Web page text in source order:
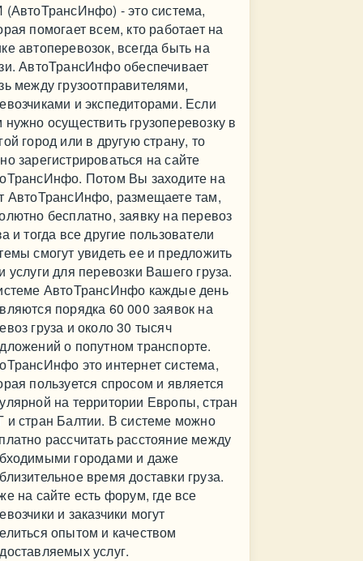
- это система,
помогает всем, кто работает на
автоперевозок, всегда быть на
АвтоТрансИнфо обеспечивает
между грузоотправителями,
и экспедиторами. Если
осуществить грузоперевозку в
город или в другую страну, то
зарегистрироваться на сайте
Потом Вы заходите на
АвтоТрансИнфо, размещаете там,
бесплатно, заявку на перевоз
и тогда все другие пользователи
смогут увидеть ее и предложить
услуги для перевозки Вашего груза.
АвтоТрансИнфо каждые день
порядка 60 000 заявок на
груза и около 30 тысяч
о попутном транспорте.
это интернет система,
пользуется спросом и является
на территории Европы, стран
и стран Балтии. В системе можно
рассчитать расстояние между
городами и даже
время доставки груза.
на сайте есть форум, где все
и заказчики могут
опытом и качеством
услуг.